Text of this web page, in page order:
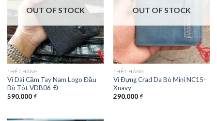
OUT OF STOCK
1HẾT-HÀNG
Ví Dài Cầm Tay Nam Logo Đầu
Bò Tót VDB06-Đ
590.000₫
OUT OF STOCK
1HẾT-HÀNG
Ví Đựng Crad Da Bò Mini NC15-
Xnavy
290.000₫